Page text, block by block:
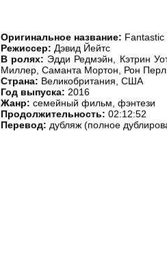
Оригинальное название:
Режиссер: Дэвид Йейтс
В ролях: Эдди Редмэйн, Кэтрин
Миллер, Саманта Мортон, Рон
Страна: Великобритания, США
Год выпуска: 2016
Жанр: семейный фильм, фэнтези
Продолжительность: 02:12:52
Перевод: дубляж (полное